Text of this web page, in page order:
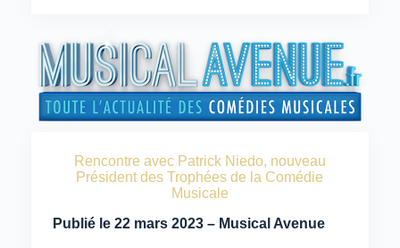
Rencontre avec Patrick Niedo, nouveau
Président des Trophées de la Comédie
Musicale
Publié le 22 mars 2023 – Musical Avenue